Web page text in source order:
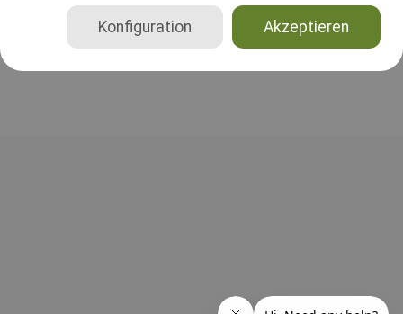
Akzeptieren
Konfiguration
Deutschland